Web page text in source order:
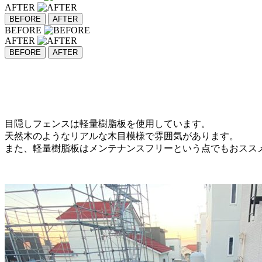
AFTER
BEFORE AFTER
BEFORE
AFTER
BEFORE AFTER
目隠しフェンスは軽量樹脂板を使用しています。
天然木のようなリアルな木目模様で雰囲気があります。
また、軽量樹脂板はメンテナンスフリーという点でもおスス